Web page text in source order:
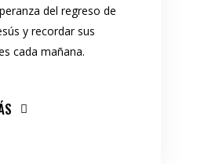
del regreso de
y recordar sus
cada mañana.